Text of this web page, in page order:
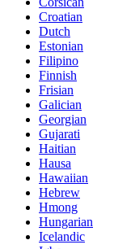
Croatian
Dutch
Estonian
Filipino
Finnish
Frisian
Galician
Georgian
Gujarati
Haitian
Hausa
Hawaiian
Hebrew
Hmong
Hungarian
Icelandic